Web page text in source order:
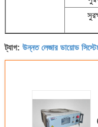
ট্যাগ: উন্নত লেজার ডায়োড